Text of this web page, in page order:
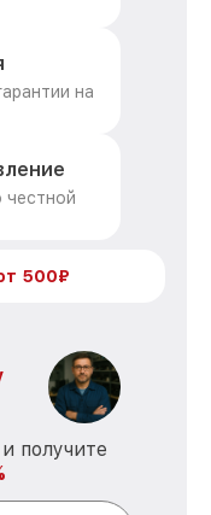
на
честной
500₽
получите